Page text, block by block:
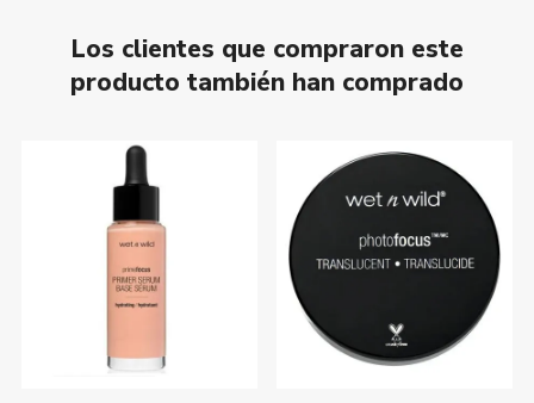
Los clientes que compraron este
producto también han comprado